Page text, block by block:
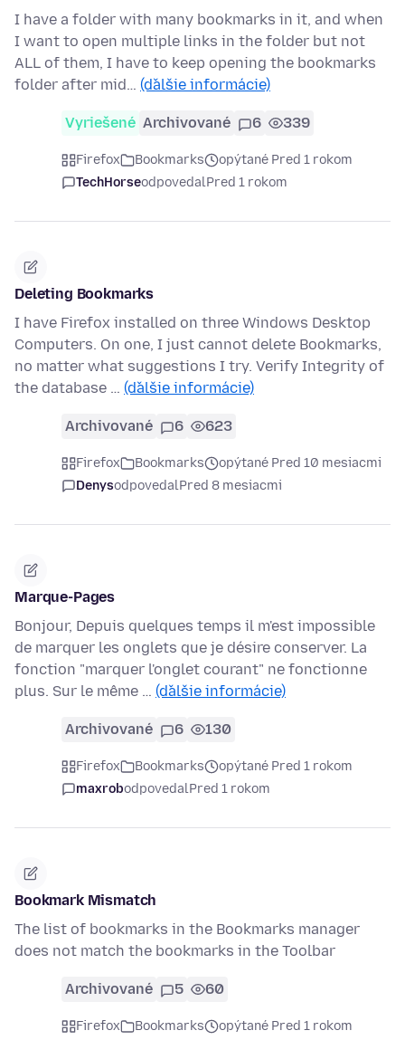
I have a folder with many bookmarks in it, and when
I want to open multiple links in the folder but not
ALL of them, I have to keep opening the bookmarks
folder after mid… (ďalšie informácie)
Vyriešené Archivované 6 339
Firefox Bookmarks
opýtané Pred 1 rokom
TechHorseodpovedalPred 1 rokom
Deleting Bookmarks
I have Firefox installed on three Windows Desktop
Computers. On one, I just cannot delete Bookmarks,
no matter what suggestions I try. Verify Integrity of
the database … (ďalšie informácie)
Archivované 6 623
Firefox Bookmarks
opýtané Pred 10 mesiacmi
DenysodpovedalPred 8 mesiacmi
Marque-Pages
Bonjour, Depuis quelques temps il m'est impossible
de marquer les onglets que je désire conserver. La
fonction "marquer l'onglet courant" ne fonctionne
plus. Sur le même … (ďalšie informácie)
Archivované 6 130
Firefox Bookmarks
opýtané Pred 1 rokom
maxrobodpovedalPred 1 rokom
Bookmark Mismatch
The list of bookmarks in the Bookmarks manager
does not match the bookmarks in the Toolbar
Archivované 5 60
Firefox Bookmarks
opýtané Pred 1 rokom